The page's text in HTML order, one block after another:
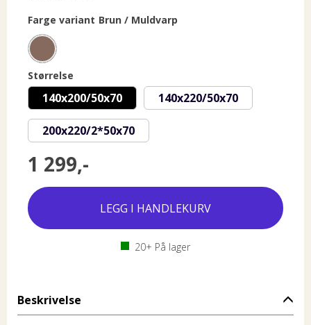
Farge variant Brun / Muldvarp
Størrelse
140x200/50x70 140x220/50x70
200x220/2*50x70
1 299,-
20+ På lager
Beskrivelse